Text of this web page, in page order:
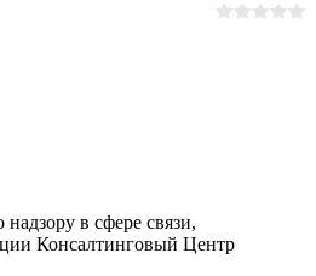
в сфере связи,
Консалтинговый Центр